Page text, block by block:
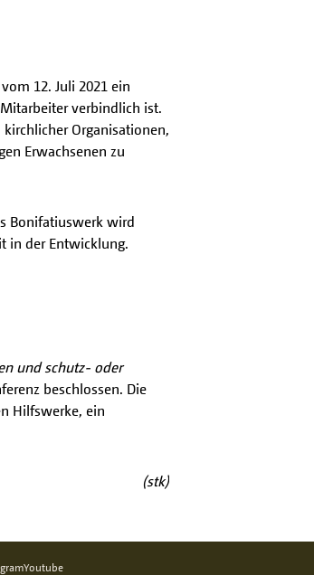
12. Juli 2021 ein
verbindlich ist.
Organisationen,
Erwachsenen zu
Bonifatiuswerk wird
in der Entwicklung.
und schutz- oder
beschlossen. Die
Hilfswerke, ein
(stk)
Youtube